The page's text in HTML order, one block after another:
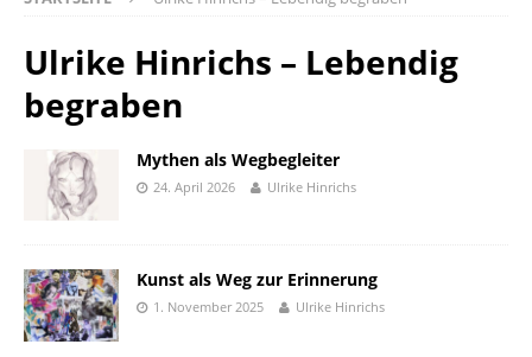
Ulrike Hinrichs – Lebendig
begraben
Mythen als Wegbegleiter
24. April 2026 Ulrike Hinrichs
Kunst als Weg zur Erinnerung
1. November 2025 Ulrike Hinrichs